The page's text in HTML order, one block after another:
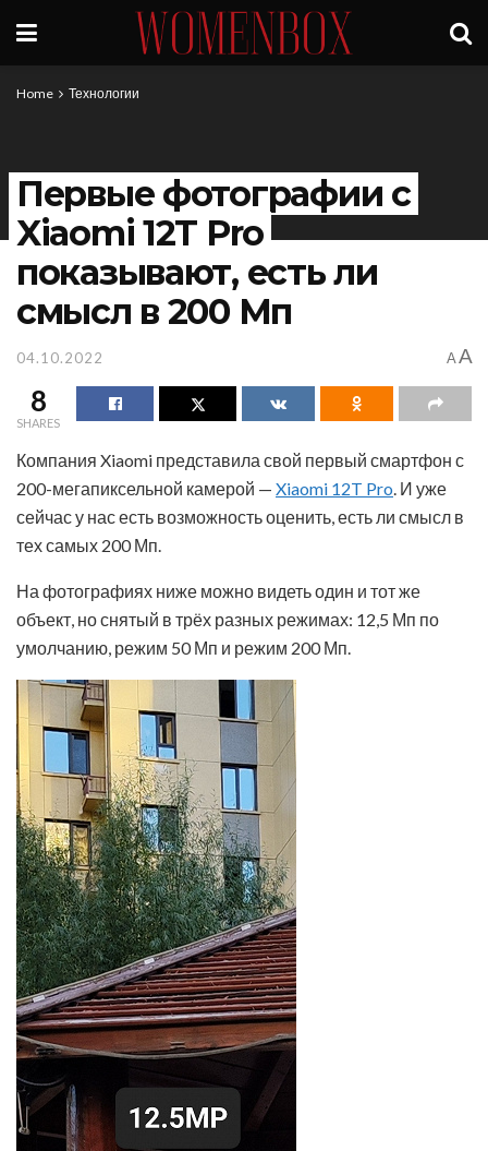
Home Технологии
Первые фотографии с
Xiaomi 12T Pro
показывают, есть ли
смысл в 200 Мп
04.10.2022 A A
8
SHARES
Компания Xiaomi представила свой первый смартфон с
200-мегапиксельной камерой — Xiaomi 12T Pro . И уже
сейчас у нас есть возможность оценить, есть ли смысл в
тех самых 200 Мп.
На фотографиях ниже можно видеть один и тот же
объект, но снятый в трёх разных режимах: 12,5 Мп по
умолчанию, режим 50 Мп и режим 200 Мп.